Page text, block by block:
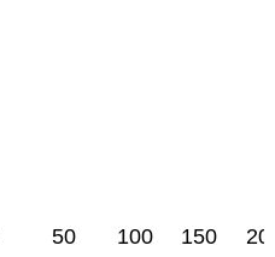
50 100 150